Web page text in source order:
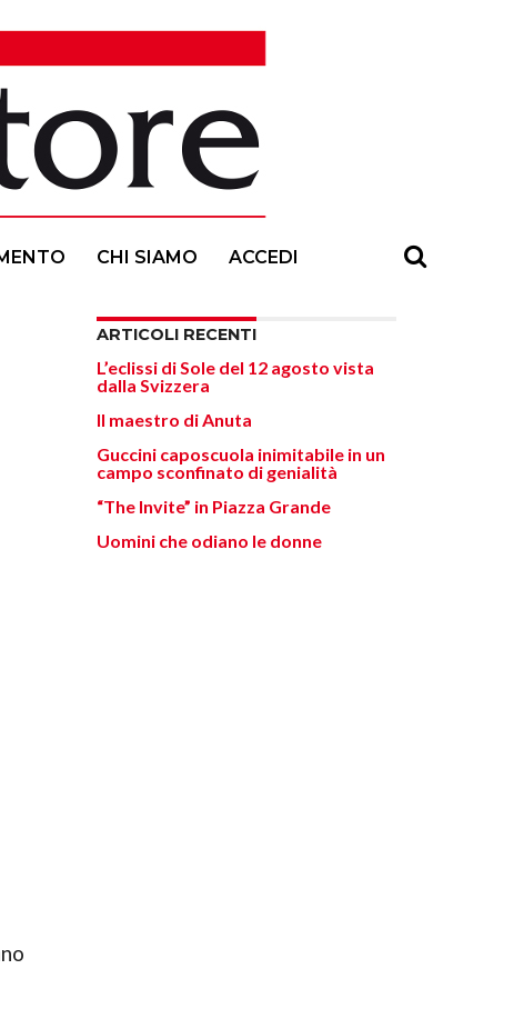
CHI SIAMO ACCEDI
ARTICOLI RECENTI
L’eclissi di Sole del 12 agosto vista
dalla Svizzera
Il maestro di Anuta
Guccini caposcuola inimitabile in un
campo sconfinato di genialità
“The Invite” in Piazza Grande
Uomini che odiano le donne